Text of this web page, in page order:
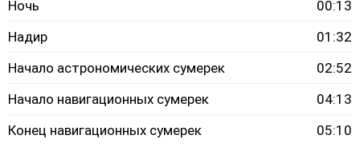
Ночь
00:13
Надир
01:32
Начало астрономических сумерек
02:52
Начало навигационных сумерек
04:13
Конец навигационных сумерек
05:10